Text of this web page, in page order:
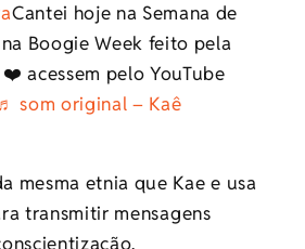
Cantei hoje na Semana de
Boogie Week feito pela
acessem pelo YouTube
som original – Kaê
mesma etnia que Kae e usa
transmitir mensagens